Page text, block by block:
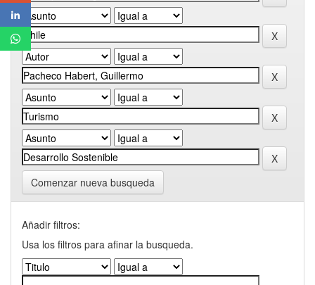
Comenzar nueva busqueda
Añadir filtros:
Usa los filtros para afinar la busqueda.